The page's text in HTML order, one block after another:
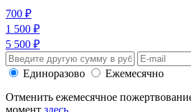
700 ₽
1 500 ₽
5 500 ₽
Единоразово
Ежемесячно
Отменить ежемесячное